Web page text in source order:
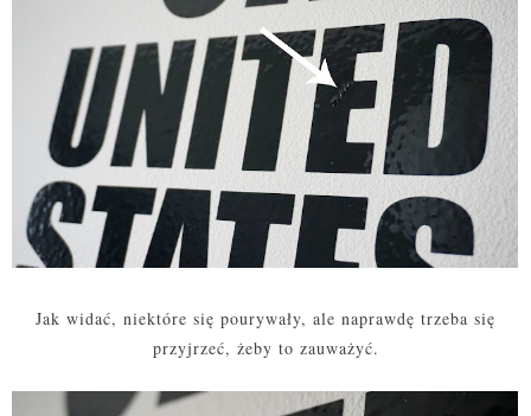
Jak widać, niektóre się pourywały, ale naprawdę trzeba się
przyjrzeć, żeby to zauważyć.